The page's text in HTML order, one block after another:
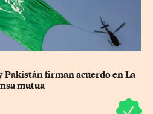
Pakistán firman acuerdo en La
mutua